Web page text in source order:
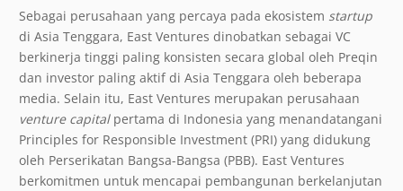
Sebagai perusahaan yang percaya pada ekosistem startup
di Asia Tenggara, East Ventures dinobatkan sebagai VC
berkinerja tinggi paling konsisten secara global oleh Preqin
dan investor paling aktif di Asia Tenggara oleh beberapa
media. Selain itu, East Ventures merupakan perusahaan
venture capitalpertama di Indonesia yang menandatangani
Principles for Responsible Investment (PRI) yang didukung
oleh Perserikatan Bangsa-Bangsa (PBB). East Ventures
berkomitmen untuk mencapai pembangunan berkelanjutan